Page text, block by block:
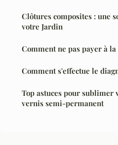
Clôtures composites : une
votre Jardin
Comment ne pas payer à la
Comment s'effectue le
Top astuces pour sublimer
vernis semi-permanent